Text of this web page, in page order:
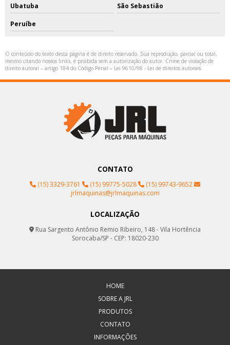
Ubatuba São Sebastião
Peruíbe
O conteúdo do texto desta página é de direito reservado. Sua reprodução, parcial ou total,
mesmo citando nossos links, é proibida sem a autorização do autor. Crime de violação de
direito autoral – artigo 184 do Código Penal – Lei 9610/98 - Lei de direitos autorais.
CONTATO
(15) 3329-3761 (15) 99775-5028
(15) 99743-9652
jrlmaquinas@jrlmaquinas.com
LOCALIZAÇÃO
Rua Sargento Antônio Remio Ribeiro, 148 - Vila Hortência
Sorocaba/SP - CEP: 18020-230
HOME
SOBRE A JRL
PRODUTOS
CONTATO
INFORMAÇÕES